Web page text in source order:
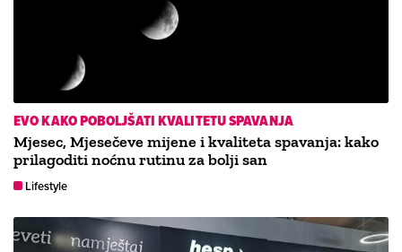
EVO KAKO POBOLJŠATI KVALITETU SPAVANJA
Mjesec, Mjesečeve mijene i kvaliteta spavanja: kako
prilagoditi noćnu rutinu za bolji san
Lifestyle